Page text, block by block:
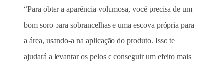
“Para obter a aparência volumosa, você precisa de um
bom soro para sobrancelhas e uma escova própria para
a área, usando-a na aplicação do produto. Isso te
ajudará a levantar os pelos e conseguir um efeito mais